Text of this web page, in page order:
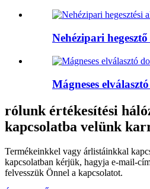
Nehézipari
Mágneses
rólunk értékesítési
kapcsolatba velünk
Termékeinkkel vagy árlistáinkkal
kapcsolatban kérjük, hagyja e-mail-
felvesszük Önnel a kapcsolatot.